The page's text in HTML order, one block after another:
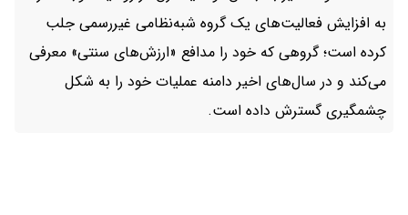
به افزایش فعالیت‌های یک گروه شبه‌نظامی غیررسمی جلب
کرده است؛ گروهی که خود را مدافع «ارزش‌های سنتی» معرفی
می‌کند و در سال‌های اخیر دامنه عملیات خود را به شکل
چشمگیری گسترش داده است.